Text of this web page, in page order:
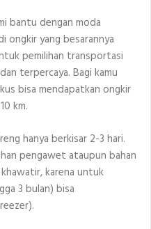
bantu dengan moda
ongkir yang besarannya
pemilihan transportasi
terpercaya. Bagi kamu
bisa mendapatkan ongkir
km.
hanya berkisar 2-3 hari.
pengawet ataupun bahan
karena untuk
3 bulan) bisa